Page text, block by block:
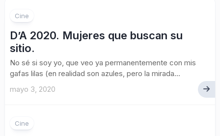
Cine
D’A 2020. Mujeres que buscan su
sitio.
No sé si soy yo, que veo ya permanentemente con mis
gafas lilas (en realidad son azules, pero la mirada...
mayo 3, 2020
Cine